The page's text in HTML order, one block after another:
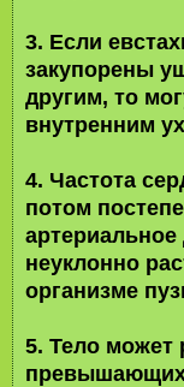
3. Если
закупорены
другим, то
внутренним
4. Частота
потом
неуклонно
организме
5. Тело может
превышающих